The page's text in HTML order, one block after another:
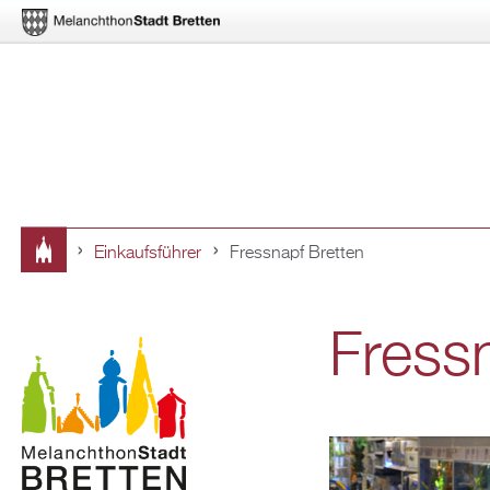
hier
Ein­kaufs­füh­rer Fress­napf Brett­en